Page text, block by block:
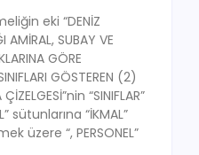
eki “DENİZ
AMİRAL, SUBAY VE
GÖRE
GÖSTEREN (2)
“SINIFLAR”
sütunlarına “İKMAL”
üzere “, PERSONEL”